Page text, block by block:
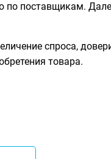
по поставщикам.
спроса,
товара.